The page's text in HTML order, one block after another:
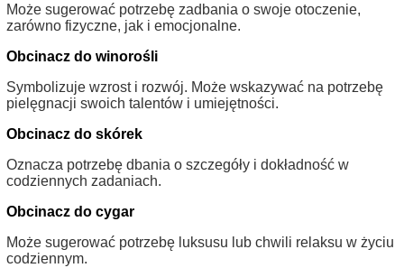
Może sugerować potrzebę zadbania o swoje otoczenie,
zarówno fizyczne, jak i emocjonalne.
Obcinacz do winorośli
Symbolizuje wzrost i rozwój. Może wskazywać na potrzebę
pielęgnacji swoich talentów i umiejętności.
Obcinacz do skórek
Oznacza potrzebę dbania o szczegóły i dokładność w
codziennych zadaniach.
Obcinacz do cygar
Może sugerować potrzebę luksusu lub chwili relaksu w życiu
codziennym.